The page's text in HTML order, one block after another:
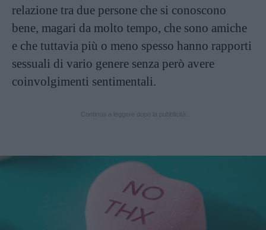
relazione tra due persone che si conoscono
bene, magari da molto tempo, che sono amiche
e che tuttavia più o meno spesso hanno rapporti
sessuali di vario genere senza però avere
coinvolgimenti sentimentali.